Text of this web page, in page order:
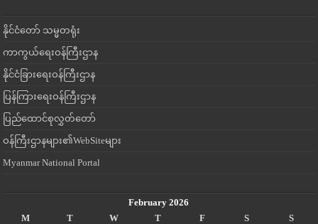
နိုင်ငံတော် သမ္မတရုံး
ကာကွယ်ရေးဝန်ကြီးဌာန
နိုင်ငံခြားရေးဝန်ကြီးဌာန
ပြန်ကြားရေးဝန်ကြီးဌာန
ပြည်ထောင်စုလွှတ်တော်
ဝန်ကြီးဌာနများ၏WebSiteများ
Myanmar National Portal
February 2026
M
T W T F S S